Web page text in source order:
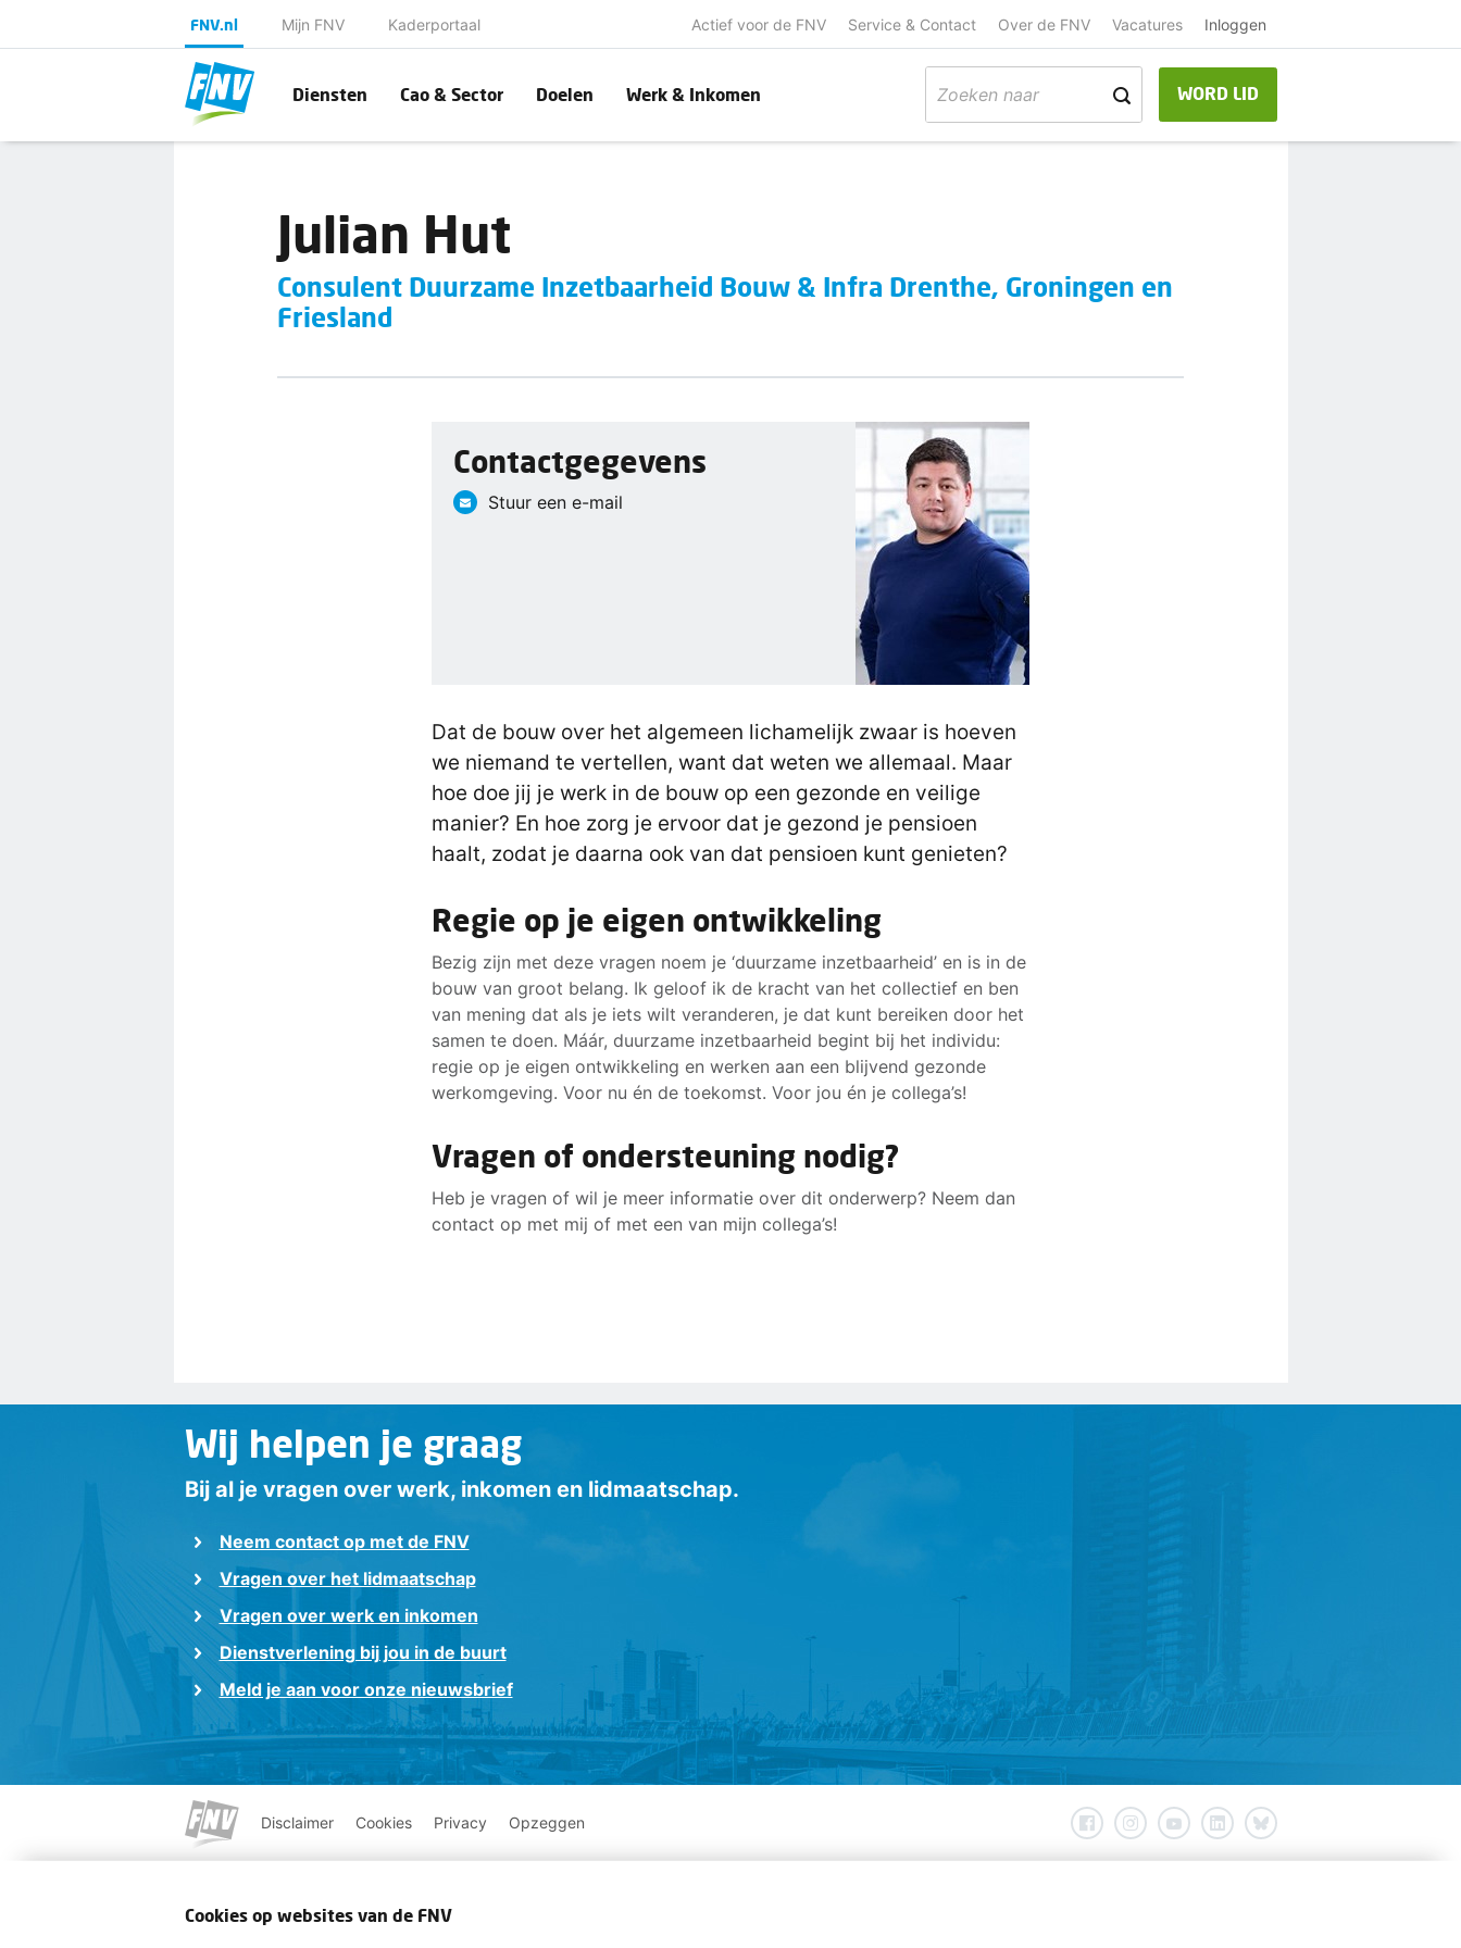
FNV.nl Mijn FNV Kaderportaal Actief voor de FNV Service & Contact Over de FNV Vacatures Inloggen
Diensten Cao & Sector Doelen Werk & Inkomen WORD LID
Julian Hut
Consulent Duurzame Inzetbaarheid Bouw & Infra Drenthe, Groningen en
Friesland
Contactgegevens
Stuur een e-mail
Dat de bouw over het algemeen lichamelijk zwaar is hoeven
we niemand te vertellen, want dat weten we allemaal. Maar
hoe doe jij je werk in de bouw op een gezonde en veilige
manier? En hoe zorg je ervoor dat je gezond je pensioen
haalt, zodat je daarna ook van dat pensioen kunt genieten?
Regie op je eigen ontwikkeling
Bezig zijn met deze vragen noem je ‘duurzame inzetbaarheid’ en is in de
bouw van groot belang. Ik geloof ik de kracht van het collectief en ben
van mening dat als je iets wilt veranderen, je dat kunt bereiken door het
samen te doen. Máár, duurzame inzetbaarheid begint bij het individu:
regie op je eigen ontwikkeling en werken aan een blijvend gezonde
werkomgeving. Voor nu én de toekomst. Voor jou én je collega’s!
Vragen of ondersteuning nodig?
Heb je vragen of wil je meer informatie over dit onderwerp? Neem dan
contact op met mij of met een van mijn collega’s!
Wij helpen je graag
Bij al je vragen over werk, inkomen en lidmaatschap.
Neem contact op met de FNV
Vragen over het lidmaatschap
Vragen over werk en inkomen
Dienstverlening bij jou in de buurt
Meld je aan voor onze nieuwsbrief
Disclaimer Cookies Privacy Opzeggen
Cookies op websites van de FNV